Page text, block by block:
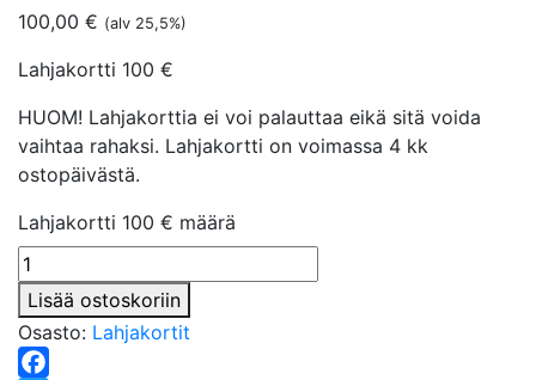
100,00 € (alv 25,5%)
Lahjakortti 100 €
HUOM! Lahjakorttia ei voi palauttaa eikä sitä voida
vaihtaa rahaksi. Lahjakortti on voimassa 4 kk
ostopäivästä.
Lahjakortti 100 € määrä
Lisää ostoskoriin
Osasto: Lahjakortit